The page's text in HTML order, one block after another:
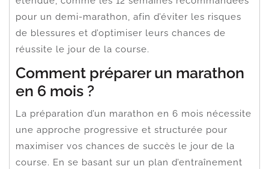
pour un demi-marathon, afin d’éviter les risques
de blessures et d’optimiser leurs chances de
réussite le jour de la course.
Comment préparer un marathon
en 6 mois ?
La préparation d’un marathon en 6 mois nécessite
une approche progressive et structurée pour
maximiser vos chances de succès le jour de la
course. En se basant sur un plan d’entraînement